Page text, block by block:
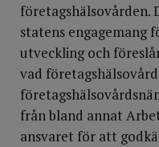
företagshälsovården.
statens engagemang
utveckling och
vad företagshälsovård
från bland annat
ansvaret för att